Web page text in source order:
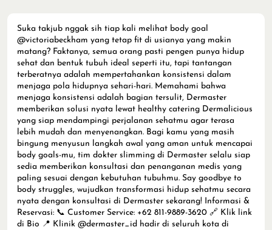
Suka takjub nggak sih tiap kali melihat body goal
@victoriabeckham yang tetap fit di usianya yang makin
matang? Faktanya, semua orang pasti pengen punya hidup
sehat dan bentuk tubuh ideal seperti itu, tapi tantangan
terberatnya adalah mempertahankan konsistensi dalam
menjaga pola hidupnya sehari-hari. Memahami bahwa
menjaga konsistensi adalah bagian tersulit, Dermaster
memberikan solusi nyata lewat healthy catering Dermalicious
yang siap mendampingi perjalanan sehatmu agar terasa
lebih mudah dan menyenangkan. Bagi kamu yang masih
bingung menyusun langkah awal yang aman untuk mencapai
body goals-mu, tim dokter slimming di Dermaster selalu siap
sedia memberikan konsultasi dan penanganan medis yang
paling sesuai dengan kebutuhan tubuhmu. Say goodbye to
body struggles, wujudkan transformasi hidup sehatmu secara
nyata dengan konsultasi di Dermaster sekarang! Informasi &
Reservasi: 📞 Customer Service: +62 811-9889-3620 🔗 Klik link
di Bio 📍 Klinik @dermaster_id hadir di seluruh kota di